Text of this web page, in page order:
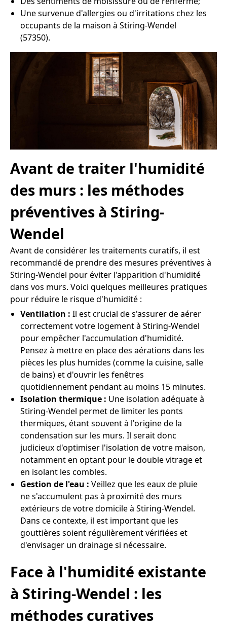
Une survenue d'allergies ou d'irritations chez les
occupants de la maison à Stiring-Wendel
(57350).
Avant de traiter l'humidité
des murs : les méthodes
préventives à Stiring-
Wendel
Avant de considérer les traitements curatifs, il est
recommandé de prendre des mesures préventives à
Stiring-Wendel pour éviter l'apparition d'humidité
dans vos murs. Voici quelques meilleures pratiques
pour réduire le risque d'humidité :
Ventilation : Il est crucial de s'assurer de aérer
correctement votre logement à Stiring-Wendel
pour empêcher l'accumulation d'humidité.
Pensez à mettre en place des aérations dans les
pièces les plus humides (comme la cuisine, salle
de bains) et d'ouvrir les fenêtres
quotidiennement pendant au moins 15 minutes.
Isolation thermique : Une isolation adéquate à
Stiring-Wendel permet de limiter les ponts
thermiques, étant souvent à l'origine de la
condensation sur les murs. Il serait donc
judicieux d'optimiser l'isolation de votre maison,
notamment en optant pour le double vitrage et
en isolant les combles.
Gestion de l'eau : Veillez que les eaux de pluie
ne s'accumulent pas à proximité des murs
extérieurs de votre domicile à Stiring-Wendel.
Dans ce contexte, il est important que les
gouttières soient régulièrement vérifiées et
d'envisager un drainage si nécessaire.
Face à l'humidité existante
à Stiring-Wendel : les
méthodes curatives